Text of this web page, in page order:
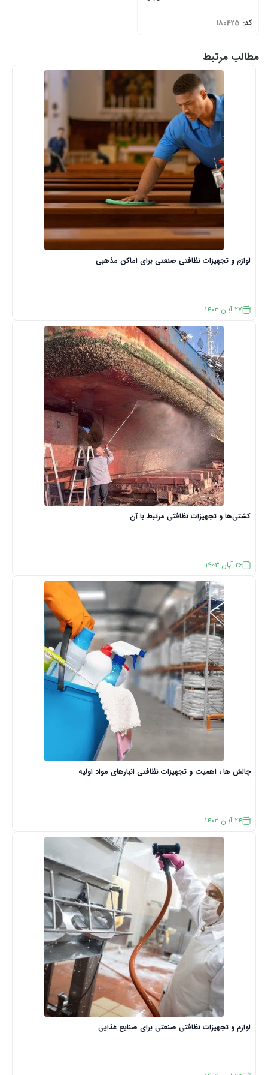
کد: 180425
مطالب مرتبط
لوازم و تجهیزات نظافتی صنعتی برای اماکن مذهبی
27 آبان 1403
کشتی‌ها و تجهیزات نظافتی مرتبط با آن‌
26 آبان 1403
چالش ها ، اهمیت و تجهیزات نظافتی انبارهای مواد اولیه
24 آبان 1403
لوازم و تجهیزات نظافتی صنعتی برای صنایع غذایی